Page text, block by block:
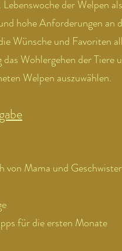
der Welpen
hohe Anforderungen
Wünsche und Favoriten
Wohlergehen der
Welpen auszuwählen.
von Mama und
für die ersten Monate